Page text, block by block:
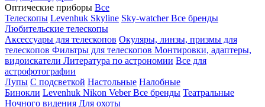
Оптические приборы Все
Телескопы Levenhuk Skyline Sky-watcherВсе бренды
Любительские телескопы
Аксессуары для телескопов Окуляры, линзы, призмы для
телескопов Фильтры для телескопов Монтировки, адаптеры,
видоискатели Литература по астрономии Все для
астрофотографии
Лупы С подсветкой Настольные Налобные
Бинокли Levenhuk Nikon VeberВсе бренды Театральные
Ночного видения Для охоты